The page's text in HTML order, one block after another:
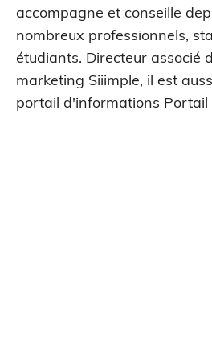
accompagne et conseille
nombreux professionnels,
étudiants. Directeur associé
marketing Siiimple, il est
portail d'informations Portail